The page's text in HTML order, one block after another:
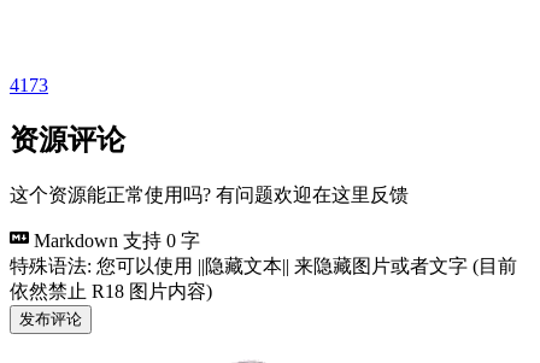
4173
资源评论
这个资源能正常使用吗? 有问题欢迎在这里反馈
Markdown 支持 0 字
特殊语法: 您可以使用 ||隐藏文本|| 来隐藏图片或者文字 (目前
依然禁止 R18 图片内容)
发布评论